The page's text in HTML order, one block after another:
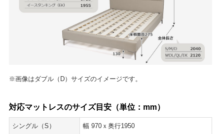
※画像はダブル（D）サイズのイメージです。
対応マットレスのサイズ目安（単位：mm）
シングル（S） 幅 970ｘ奥行1950